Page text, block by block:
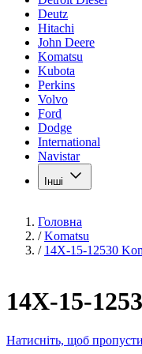
Deutz
Hitachi
John Deere
Komatsu
Kubota
Perkins
Volvo
Ford
Dodge
International
Navistar
Інші
Головна
/ Komatsu
/ 14X-15-12530
14X-15-
Натисніть, щоб